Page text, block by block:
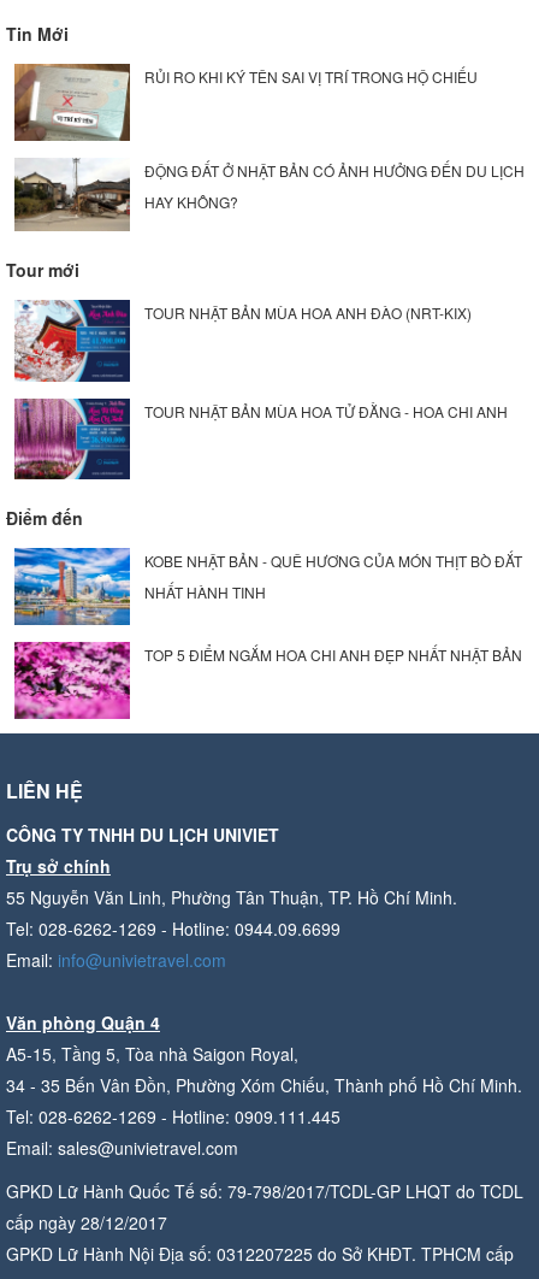
Tin Mới
RỦI RO KHI KÝ TÊN SAI VỊ TRÍ TRONG HỘ CHIẾU
ĐỘNG ĐẤT Ở NHẬT BẢN CÓ ẢNH HƯỞNG ĐẾN DU LỊCH
HAY KHÔNG?
Tour mới
TOUR NHẬT BẢN MÙA HOA ANH ĐÀO (NRT-KIX)
TOUR NHẬT BẢN MÙA HOA TỬ ĐẰNG - HOA CHI ANH
Điểm đến
KOBE NHẬT BẢN - QUÊ HƯƠNG CỦA MÓN THỊT BÒ ĐẮT
NHẤT HÀNH TINH
TOP 5 ĐIỂM NGẮM HOA CHI ANH ĐẸP NHẤT NHẬT BẢN
LIÊN HỆ
CÔNG TY TNHH DU LỊCH UNIVIET
Trụ sở chính
55 Nguyễn Văn Linh, Phường Tân Thuận, TP. Hồ Chí Minh.
Tel: 028-6262-1269 - Hotline: 0944.09.6699
Email: info@univietravel.com
Văn phòng Quận 4
A5-15, Tầng 5, Tòa nhà Saigon Royal,
34 - 35 Bến Vân Đồn, Phường Xóm Chiếu, Thành phố Hồ Chí Minh.
Tel: 028-6262-1269 - Hotline: 0909.111.445
Email: sales@univietravel.com
GPKD Lữ Hành Quốc Tế số: 79-798/2017/TCDL-GP LHQT do TCDL
cấp ngày 28/12/2017
GPKD Lữ Hành Nội Địa số: 0312207225 do Sở KHĐT. TPHCM cấp